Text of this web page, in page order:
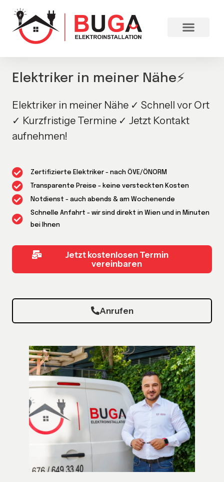
Elektriker in meiner Nähe⚡
Elektriker in meiner Nähe ✓ Schnell vor Ort
✓ Kurzfristige Termine ✓ Jetzt Kontakt
aufnehmen!
Zertifizierte Elektriker - nach ÖVE/ÖNORM
Transparente Preise - keine versteckten Kosten
Notdienst - auch abends & am Wochenende
Schnelle Anfahrt - wir sind direkt in Wien und in Minuten
bei Ihnen
Jetzt kostenlosen Termin
vereinbaren
Anrufen